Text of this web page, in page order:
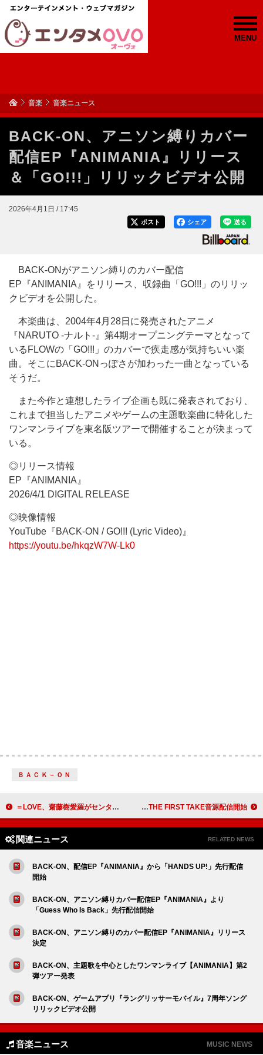
MENU
音楽 音楽ニュース
BACK-ON、アニソン縛りカバー
配信EP『ANIMANIA』リリース
＆「GO!!!」リリックビデオ公開
2026年4月1日 / 17:45
送る
シェア
ポスト
BACK-ONがアニソン縛りのカバー配信
EP『ANIMANIA』をリリース、収録曲「GO!!!」のリリッ
クビデオを公開した。
本楽曲は、2004年4月28日に発売されたアニメ
『NARUTO -ナルト-』第4期オープニングテーマとなって
いるFLOWの「GO!!!」のカバーで疾走感が気持ちいい楽
曲。そこにBACK-ONっぽさが加わった一曲となっている
そうだ。
また今作と連想したライブ企画も既に発表されており、
これまで担当したアニメやゲームの主題歌楽曲に特化した
ワンマンライブを東名阪ツアーで開催することが決まって
いる。
◎リリース情報
EP『ANIMANIA』
2026/4/1 DIGITAL RELEASE
◎映像情報
YouTube『BACK-ON / GO!!! (Lyric Video)』
https://youtu.be/hkqzW7W-Lk0
ＢＡＣＫ－ＯＮ
＝LOVE、齋藤樹愛羅がセンター務める新曲「お姫様の作り方」MV公開 KANA-BOON、「シルエット New Go-Line ver.」THE FIRST TAKE音源配信開始
関連ニュース RELATED NEWS
BACK-ON、配信EP『ANIMANIA』から「HANDS UP!」先行配信
開始
BACK-ON、アニソン縛りカバー配信EP『ANIMANIA』より
「Guess Who Is Back」先行配信開始
BACK-ON、アニソン縛りのカバー配信EP『ANIMANIA』リリース
決定
BACK-ON、主題歌を中心としたワンマンライブ【ANIMANIA】第2
弾ツアー発表
BACK-ON、ゲームアプリ『ラングリッサーモバイル』7周年ソング
リリックビデオ公開
音楽ニュース MUSIC NEWS